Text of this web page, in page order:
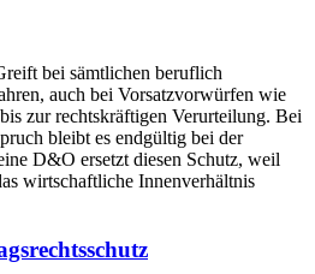
bei sämtlichen beruflich
auch bei Vorsatzvorwürfen wie
zur rechtskräftigen Verurteilung. Bei
bleibt es endgültig bei der
D&O ersetzt diesen Schutz, weil
wirtschaftliche Innenverhältnis